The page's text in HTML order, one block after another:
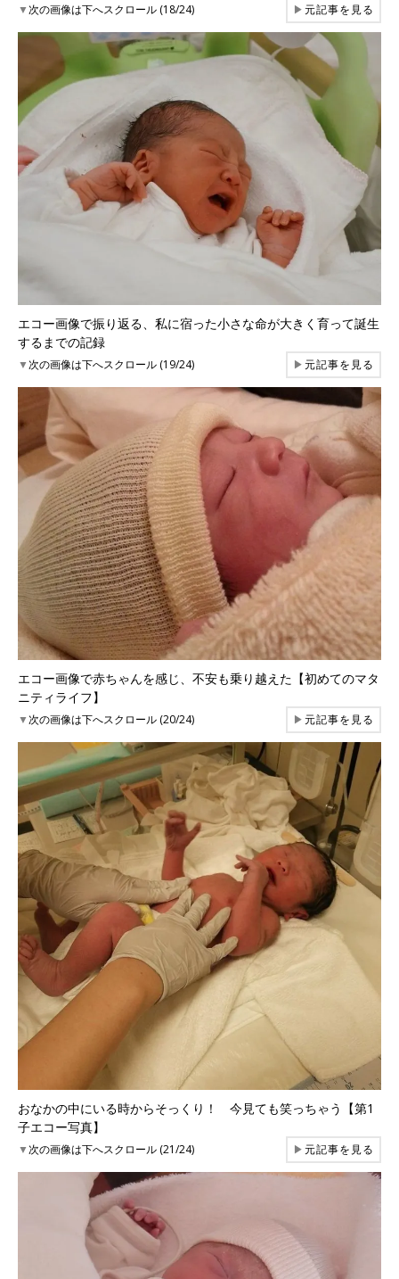
▼次の画像は下へスクロール (18/24) ▶元記事を見る
エコー画像で振り返る、私に宿った小さな命が大きく育って誕生
するまでの記録
▼次の画像は下へスクロール (19/24) ▶元記事を見る
エコー画像で赤ちゃんを感じ、不安も乗り越えた【初めてのマタ
ニティライフ】
▼次の画像は下へスクロール (20/24) ▶元記事を見る
おなかの中にいる時からそっくり！ 今見ても笑っちゃう【第1
子エコー写真】
▼次の画像は下へスクロール (21/24) ▶元記事を見る